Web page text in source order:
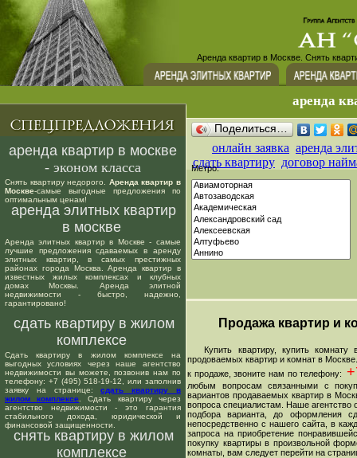
Аренда квартир в Москве. Снять
аренда
аренда квартир в москве
- эконом класса
Снять квартиру недорого. Аренда квартир в
Москве-самые выгодные предложения по
оптимальным ценам!
аренда элитных квартир
в москве
Аренда элитных квартир в Москве - самые
лучшие предложения сдаваемых в аренду
элитных квартир, в самых престижных
районах города Москва. Аренда квартир в
известных жилых комплексах и клубных
домах Москвы. Аренда элитной
недвижимости - быстро, надежно,
гарантировано!
сдать квартиру в жилом
комплексе
Сдать квартиру в жилом комплексе на
выгодных условиях через наше агентство
недвижимости вы можете, позвонив нам по
телефону: +7 (495) 518-19-12, или заполнив
заявку на странице:сдать квартиру в
жилом комплексе . Сдать квартиру через
агентство недвижимости - это гарантия
стабильного дохода, юридической и
финансовой защищенности.
снять квартиру в жилом
комплексе
Поделиться…
онлайн заявка аренда
сдать квартиру договор
Метро:
Продажа квартир и
Купить квартиру, купить комнату
продоваемых квартир и комнат в
к продаже, звоните нам по телефону:
любым вопросам связанными с
вариантов продаваемых квартир в
вопроса специалистам. Наше агентство
подбора варианта, до оформления
непосредственно с нашего сайта, в
запроса на приобретение
покупку квартиры в произвольной
комнаты, вам следует перейти на